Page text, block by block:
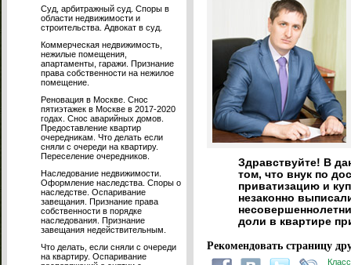
Суд, арбитражный суд. Споры в
области недвижимости и
строительства. Адвокат в суд.
Коммерческая недвижимость,
нежилые помещения,
апартаменты, гаражи. Признание
права собственности на нежилое
помещение.
Реновация в Москве. Снос
пятиэтажек в Москве в 2017-2020
годах. Снос аварийных домов.
Предоставление квартир
очередникам. Что делать если
сняли с очереди на квартиру.
Переселение очередников.
Наследование недвижимости.
Оформление наследства. Споры о
наследстве. Оспаривание
завещания. Признание права
собственности в порядке
наследования. Признание
завещания недействительным.
Что делать, если сняли с очереди
на квартиру. Оспаривание
Здравствуйте! В
том, что внук по
приватизацию и
незаконно
доли в квартире
Рекомендовать страницу